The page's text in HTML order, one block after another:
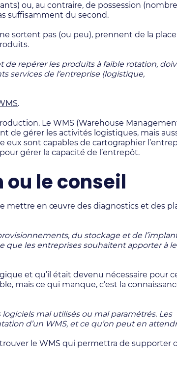
ou, au contraire, de possession
suffisamment du second.
sortent pas (ou peu), prennent de la
.
de repérer les produits à faible rotation,
services de l’entreprise (logistique,
.
Le WMS (Warehouse
de gérer les activités logistiques, mais
eux sont capables de cartographier
gérer la capacité de l’entrepôt.
le conseil
mettre en œuvre des diagnostics et des
du stockage et de
que les entreprises souhaitent apporter à
et qu’il était devenu nécessaire pour
mais ce qui manque, c’est la
mal utilisés ou mal paramétrés. Les
d’un WMS, et ce qu’on peut en
le WMS qui permettra de supporter